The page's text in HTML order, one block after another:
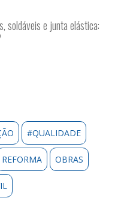
soldáveis e junta elástica:
#QUALIDADE
REFORMA OBRAS